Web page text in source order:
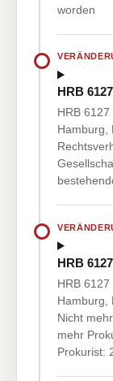
worden
HRB
HRB
Hamburg,
HRB
HRB
Hamburg,
Nicht
mehr
Prokurist: